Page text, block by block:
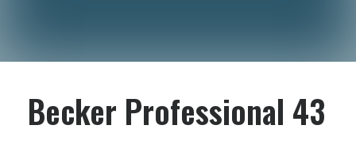
Becker Professional 43